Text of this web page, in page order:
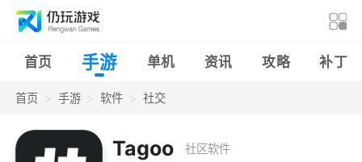
首页 手游 单机 资讯 攻略 补丁
首页 手游 软件 社交
Tagoo 社区软件